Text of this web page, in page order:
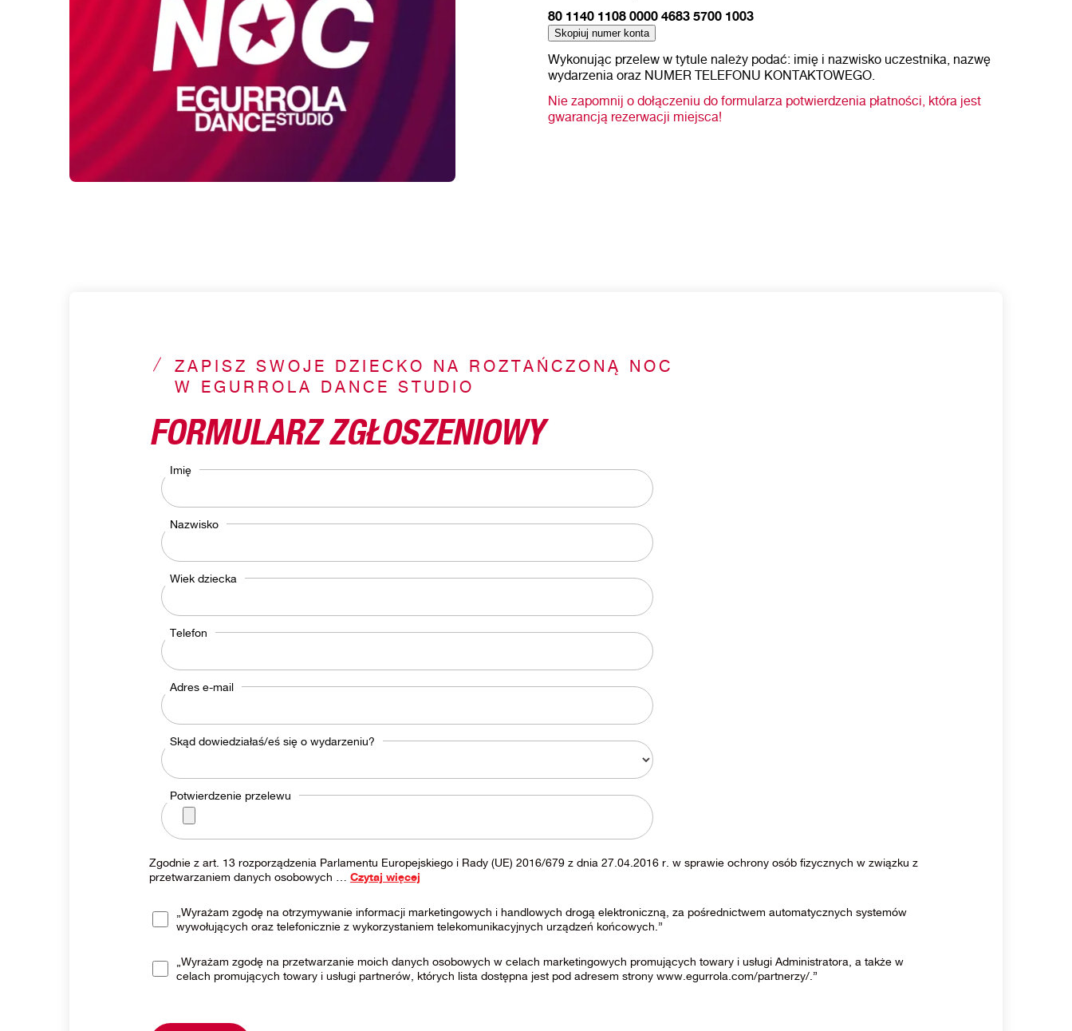
80 1140 1108 0000 4683 5700 1003
Skopiuj numer konta
Wykonując przelew w tytule należy podać: imię i nazwisko uczestnika, nazwę
wydarzenia oraz NUMER TELEFONU KONTAKTOWEGO.
Nie zapomnij o dołączeniu do formularza potwierdzenia płatności, która jest
gwarancją rezerwacji miejsca!
ZAPISZ SWOJE DZIECKO NA ROZTAŃCZONĄ NOC
W EGURROLA DANCE STUDIO
FORMULARZ ZGŁOSZENIOWY
Imię
Nazwisko
Wiek dziecka
Telefon
Adres e-mail
Skąd dowiedziałaś/eś się o wydarzeniu?
Potwierdzenie przelewu
Zgodnie z art. 13 rozporządzenia Parlamentu Europejskiego i Rady (UE) 2016/679 z dnia 27.04.2016 r. w sprawie ochrony osób fizycznych w związku z
przetwarzaniem danych osobowych
Czytaj więcej
„Wyrażam zgodę na otrzymywanie informacji marketingowych i handlowych drogą elektroniczną, za pośrednictwem automatycznych systemów
wywołujących oraz telefonicznie z wykorzystaniem telekomunikacyjnych urządzeń końcowych.”
„Wyrażam zgodę na przetwarzanie moich danych osobowych w celach marketingowych promujących towary i usługi Administratora, a także w
celach promujących towary i usługi partnerów, których lista dostępna jest pod adresem strony www.egurrola.com/partnerzy/.”